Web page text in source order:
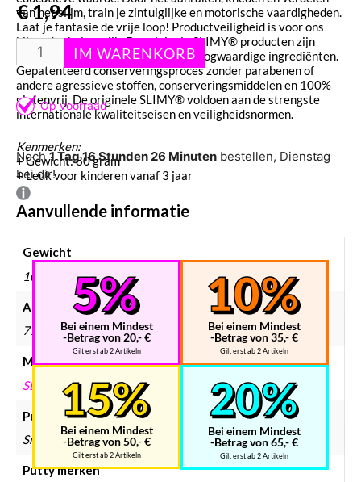
van het slijm, train je zintuiglijke en motorische vaardigheden.
Laat je fantasie de vrije loop! Productveiligheid is voor ons
bijzonder belangrijk. De originele SLIMY® producten zijn
gebaseerd op natuurlijke en zeer hoogwaardige ingrediënten.
Gepatenteerd conserveringsproces zonder parabenen of
andere agressieve stoffen, conserveringsmiddelen en 100%
glutenvrij. De originele SLIMY® voldoen aan de strengste
internationale kwaliteitseisen en veiligheidsnormen.
Kenmerken:
+ Gewicht: 80 gram
+ Leuk voor kinderen vanaf 3 jaar
Aanvullende informatie
Gewicht
100 g
Afmetingen
77 × 63 × 63 mm
Merken
SLIMY
Putty formaat
Small
Putty merken
€1,94
Noch1 Tag 16 Stunden 26 Minuten bestellen, Dienstag
bei dir!
Bei einem Mindest
-Betrag von 20,- €
Gilt erst ab 2 Artikeln
Bei einem Mindest
-Betrag von 35,- €
Gilt erst ab 2 Artikeln
Bei einem Mindest
-Betrag von 50,- €
Gilt erst ab 2 Artikeln
Bei einem Mindest
-Betrag von 65,- €
Gilt erst ab 2 Artikeln